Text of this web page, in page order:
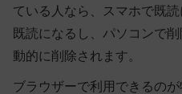
ている人なら、スマホで既
既読になるし、パソコンで
動的に削除されます。
ブラウザーで利用できるの